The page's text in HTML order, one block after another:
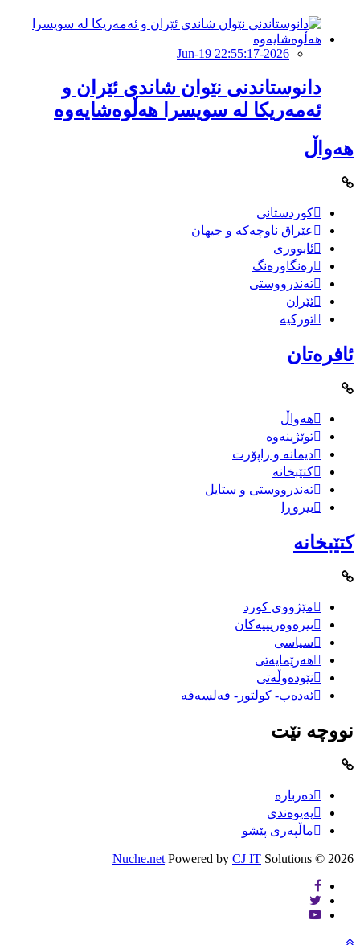
2026-Jun-19 22:55:17
دانوستاندنی نێوان شاندی ئێران و
ئەمەریکا لە سویسرا هەڵوەشایەوە
هەواڵ
کوردستانی
عێراق ناوچەکە و جیهان
ئابووری
رەنگاورەنگ
تەندرووستی
ئێران
تورکیە
ئافرەتان
هەواڵ
توێژینەوە
دیمانە و راپۆرت
کتێبخانە
تەندرووستی و ستایل
بیروڕا
کتێبخانە
مێژووى کورد
بیرەوەریییەکان
سیاسى
هەرێمایەتی
نێودەوڵەتی
ئەدەب- کولتور- فەلسەفە
نووچە نێت
دەربارە
پەیوەندی
ماڵپەری پێشو
2026 ©
Nuche.net Powered by CJ IT Solutions